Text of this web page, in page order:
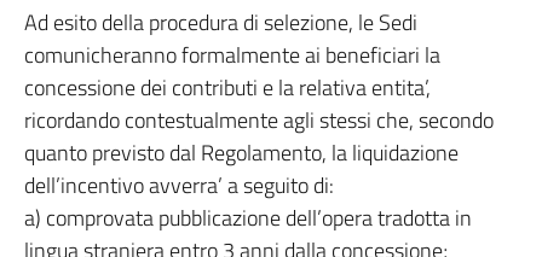
Ad esito della procedura di selezione, le Sedi
comunicheranno formalmente ai beneficiari la
concessione dei contributi e la relativa entita’,
ricordando contestualmente agli stessi che, secondo
quanto previsto dal Regolamento, la liquidazione
dell’incentivo avverra’ a seguito di:
a) comprovata pubblicazione dell’opera tradotta in
lingua straniera entro 3 anni dalla concessione;